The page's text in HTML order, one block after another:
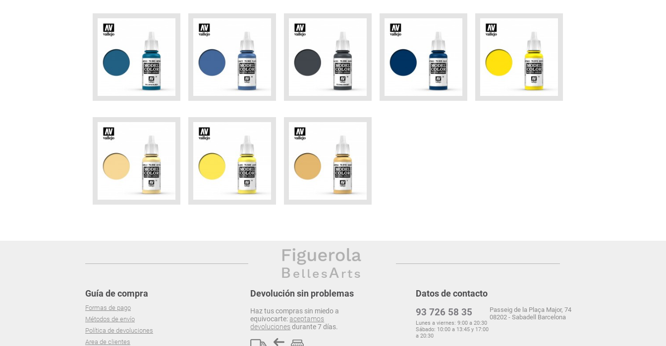
Guía de compra
Formas de pago
Métodos de envío
Política de devoluciones
Area de clientes
Devolución sin problemas
Haz tus compras sin miedo a
equivocarte:aceptamos
devolucionesdurante 7 días.
Datos de contacto
93 726 58 35
Lunes a viernes: 9:00 a 20:30
Sábado: 10:00 a 13:45 y 17:00
a 20:30
Passeig de la Plaça Major, 74
08202 - Sabadell Barcelona